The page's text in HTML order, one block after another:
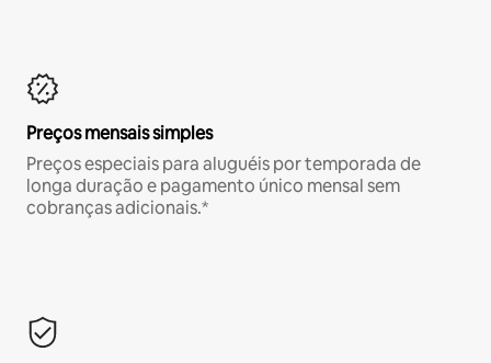
Preços mensais simples
Preços especiais para aluguéis por temporada de
longa duração e pagamento único mensal sem
cobranças adicionais.*